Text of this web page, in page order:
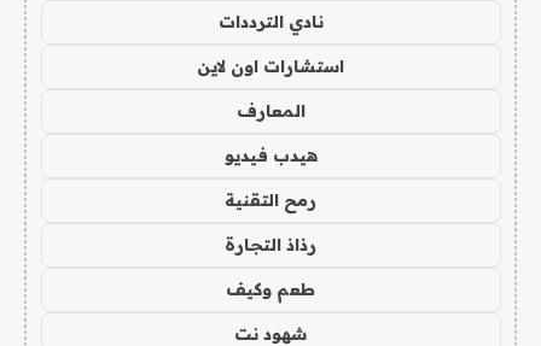
نادي الترددات
استشارات اون لاين
المعارف
هيدب فيديو
رمح التقنية
رذاذ التجارة
طعم وكيف
شهود نت